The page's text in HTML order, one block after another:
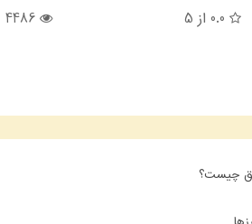
0.0 از 5
4486
حق چیست؟